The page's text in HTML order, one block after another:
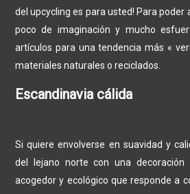
del upcycling es para usted! Para poder
poco de imaginación y mucho
artículos para una tendencia más «
materiales naturales o reciclados.
Escandinavia cálida
Si quiere envolverse en suavidad y
del lejano norte con una decoración
acogedor y ecológico que responde a